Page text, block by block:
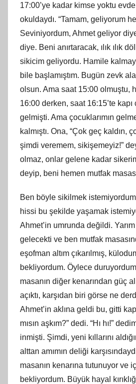
17:00’ye kadar kimse yoktu
okuldaydı. “Tamam, geliyorum
Seviniyordum, Ahmet geliyor
diye. Beni anırtaracak, ılık ılık
sikicim geliyordu. Hamile
bile başlamıştım. Bugün zevk
olsun. Ama saat 15:00 olmuştu,
16:00 derken, saat 16:15’te kapı
gelmişti. Ama çocuklarımın
kalmıştı. Ona, “Çok geç kaldın,
şimdi veremem, sikişemeyiz!”
olmaz, onlar gelene kadar
deyip, beni hemen mutfak
Ben böyle sikilmek
hissi bu şekilde yaşamak
Ahmet’in umrunda değildi.
gelecekti ve ben mutfak
eşofman altım çıkarılmış,
bekliyordum. Öylece
masanın diğer kenarından güç
açıktı, karşıdan biri görse ne
Ahmet’in aklına geldi bu, gitti
mısın aşkım?” dedi. “Hı hı!”
inmişti. Şimdi, yeni kıllarını
alttan amımın deliği
masanın kenarına tutunuyor ve
bekliyordum. Büyük hayal